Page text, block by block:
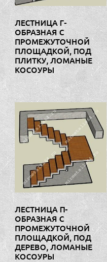
ЛЕСТНИЦА Г-
ОБРАЗНАЯ С
ПРОМЕЖУТОЧНОЙ
ПЛОЩАДКОЙ, ПОД
ПЛИТКУ, ЛОМАНЫЕ
КОСОУРЫ
ЛЕСТНИЦА П-
ОБРАЗНАЯ С
ПРОМЕЖУТОЧНОЙ
ПЛОЩАДКОЙ, ПОД
ДЕРЕВО, ЛОМАНЫЕ
КОСОУРЫ